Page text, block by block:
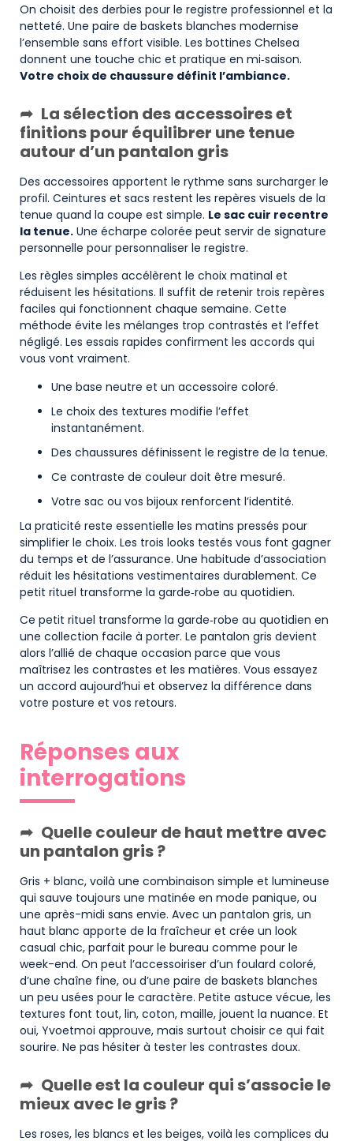
On choisit des derbies pour le registre professionnel et la
netteté. Une paire de baskets blanches modernise
l’ensemble sans effort visible. Les bottines Chelsea
donnent une touche chic et pratique en mi‑saison.
Votre choix de chaussure définit l’ambiance.
La sélection des accessoires et
finitions pour équilibrer une tenue
autour d’un pantalon gris
Des accessoires apportent le rythme sans surcharger le
profil. Ceintures et sacs restent les repères visuels de la
tenue quand la coupe est simple. Le sac cuir recentre
la tenue. Une écharpe colorée peut servir de signature
personnelle pour personnaliser le registre.
Les règles simples accélèrent le choix matinal et
réduisent les hésitations. Il suffit de retenir trois repères
faciles qui fonctionnent chaque semaine. Cette
méthode évite les mélanges trop contrastés et l’effet
négligé. Les essais rapides confirment les accords qui
vous vont vraiment.
Une base neutre et un accessoire coloré.
Le choix des textures modifie l’effet
instantanément.
Des chaussures définissent le registre de la tenue.
Ce contraste de couleur doit être mesuré.
Votre sac ou vos bijoux renforcent l’identité.
La praticité reste essentielle les matins pressés pour
simplifier le choix. Les trois looks testés vous font gagner
du temps et de l’assurance. Une habitude d’association
réduit les hésitations vestimentaires durablement. Ce
petit rituel transforme la garde‑robe au quotidien.
Ce petit rituel transforme la garde‑robe au quotidien en
une collection facile à porter. Le pantalon gris devient
alors l’allié de chaque occasion parce que vous
maîtrisez les contrastes et les matières. Vous essayez
un accord aujourd’hui et observez la différence dans
votre posture et vos retours.
Réponses aux
interrogations
Quelle couleur de haut mettre avec
un pantalon gris ?
Gris + blanc, voilà une combinaison simple et lumineuse
qui sauve toujours une matinée en mode panique, ou
une après-midi sans envie. Avec un pantalon gris, un
haut blanc apporte de la fraîcheur et crée un look
casual chic, parfait pour le bureau comme pour le
week-end. On peut l’accessoiriser d’un foulard coloré,
d’une chaîne fine, ou d’une paire de baskets blanches
un peu usées pour le caractère. Petite astuce vécue, les
textures font tout, lin, coton, maille, jouent la nuance. Et
oui, Yvoetmoi approuve, mais surtout choisir ce qui fait
sourire. Ne pas hésiter à tester les contrastes doux.
Quelle est la couleur qui s’associe le
mieux avec le gris ?
Les roses, les blancs et les beiges, voilà les complices du